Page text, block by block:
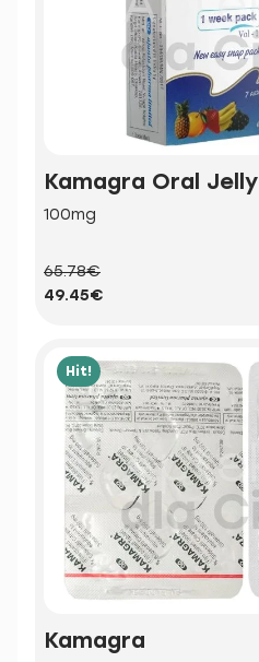
Kamagra Oral Jelly
100mg
65.78€
49.45€
Hit!
Kamagra